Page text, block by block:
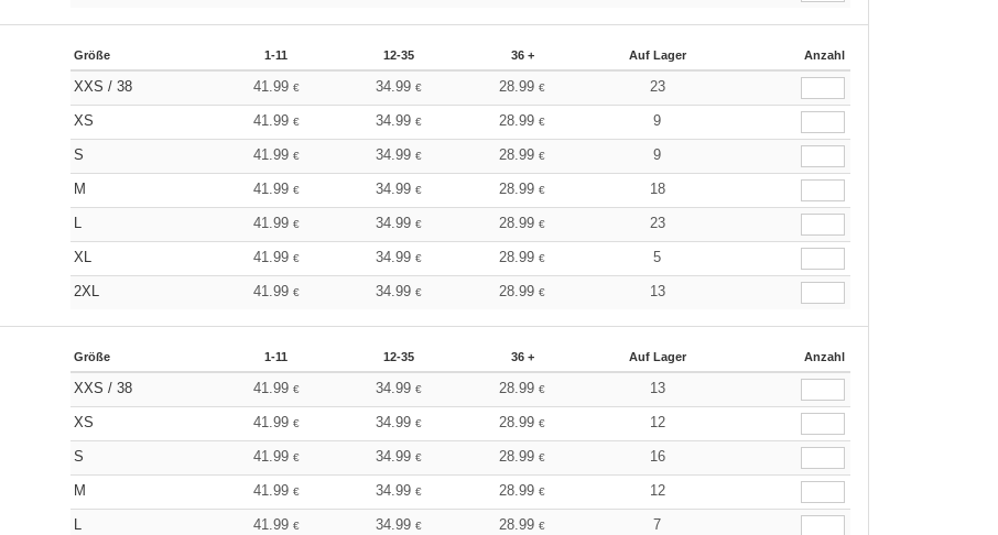
Größe 1-11 12-35 36 + Auf Lager Anzahl
XXS / 38 41.99 € 34.99€ 28.99€ 23
XS 41.99 € 34.99€ 28.99€ 9
S 41.99 € 34.99€ 28.99€ 9
M 41.99 € 34.99€ 28.99€ 18
L 41.99 € 34.99€ 28.99€ 23
XL 41.99 € 34.99€ 28.99€ 5
2XL 41.99 € 34.99€ 28.99€ 13
Größe 1-11 12-35 36 + Auf Lager Anzahl
XXS / 38 41.99 € 34.99€ 28.99€ 13
XS 41.99 € 34.99€ 28.99€ 12
S 41.99 € 34.99€ 28.99€ 16
M 41.99 € 34.99€ 28.99€ 12
L 41.99 € 34.99€ 28.99€ 7